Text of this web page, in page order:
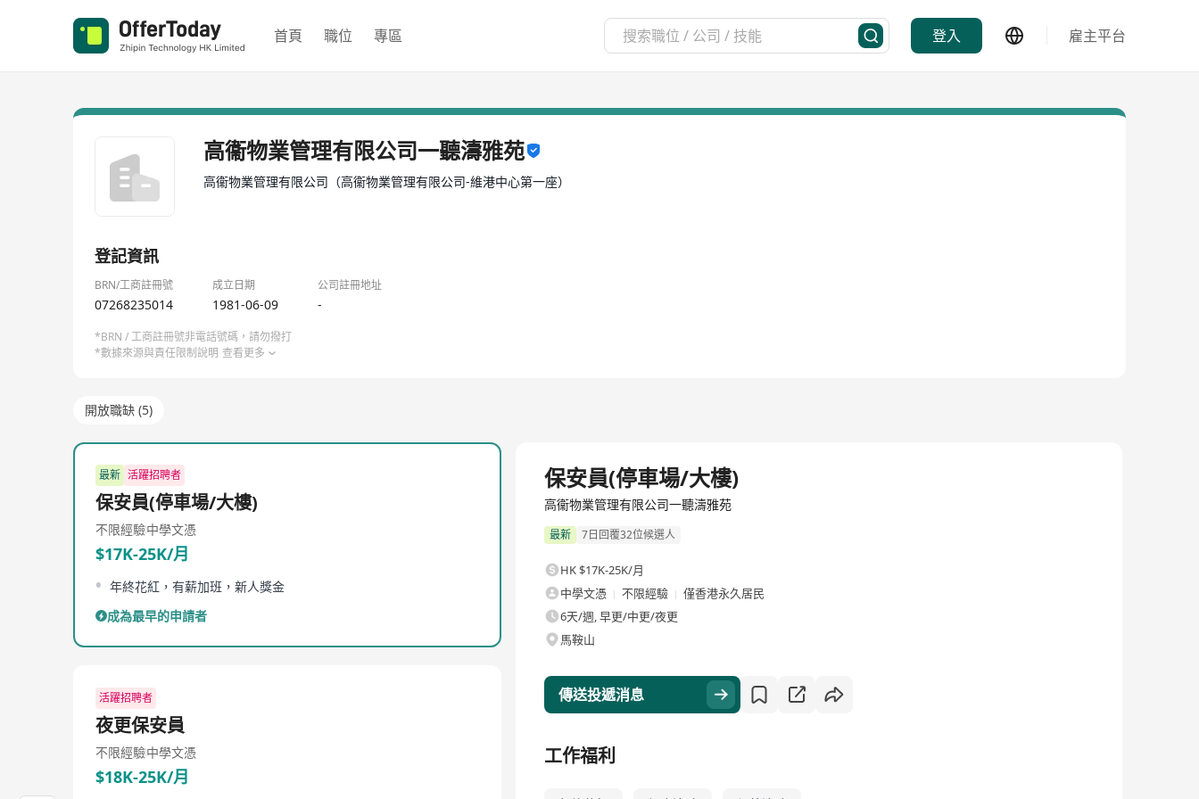
首頁 職位 專區 登入 雇主平台
高衞物業管理有限公司一聽濤雅苑
高衞物業管理有限公司（高衞物業管理有限公司-維港中心第一座）
登記資訊
BRN/工商註冊號 成立日期 公司註冊地址
07268235014 1981-06-09 -
*BRN / 工商註冊號非電話號碼，請勿撥打
*數據來源與責任限制說明 查看更多
開放職缺 (5)
最新 活躍招聘者
保安員(停車場/大樓)
不限經驗中學文憑
$17K-25K/月
年終花紅，有薪加班，新人獎金
成為最早的申請者
活躍招聘者
夜更保安員
不限經驗中學文憑
$18K-25K/月
保安員(停車場/大樓)
高衞物業管理有限公司一聽濤雅苑
最新 7日回覆32位候選人
HK $17K-25K/月
中學文憑
不限經驗
僅香港永久居民
6天/週, 早更/中更/夜更
馬鞍山
傳送投遞消息
工作福利